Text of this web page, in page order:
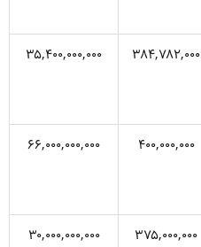
۳۸۴,۷۸۲,۰۰۰ ۳۵,۴۰۰,۰۰۰,۰۰۰
۴۰۰,۰۰۰,۰۰۰ ۶۶,۰۰۰,۰۰۰,۰۰۰
۳۷۵,۰۰۰,۰۰۰ ۳۰,۰۰۰,۰۰۰,۰۰۰